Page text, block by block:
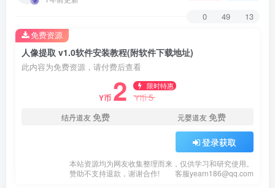
0 49 13
人像提取 v1.0软件安装教程(附软件下载地址)
此内容为免费资源，请付费后查看
Y币 2 限时特惠
Y币5
结丹道友免费 元婴道友免费
登录获取
本站资源均为网友收集整理而来，仅供学习和研究使用。
赞助不支持退款，谢谢合作!
客服yearn186@qq.com
免费资源